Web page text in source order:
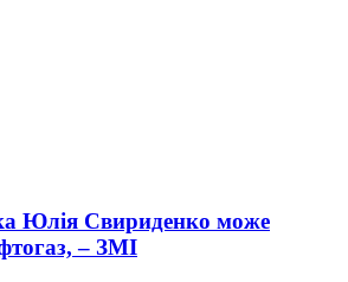
Юлія Свириденко може
– ЗМІ